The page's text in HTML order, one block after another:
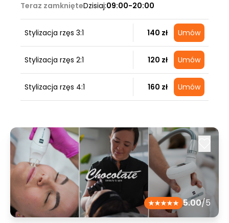
Teraz zamknięteDzisiaj:09:00-20:00
Stylizacja rzęs 3:1 140 zł Umów
Stylizacja rzęs 2:1 120 zł Umów
Stylizacja rzęs 4:1 160 zł Umów
5.00/5